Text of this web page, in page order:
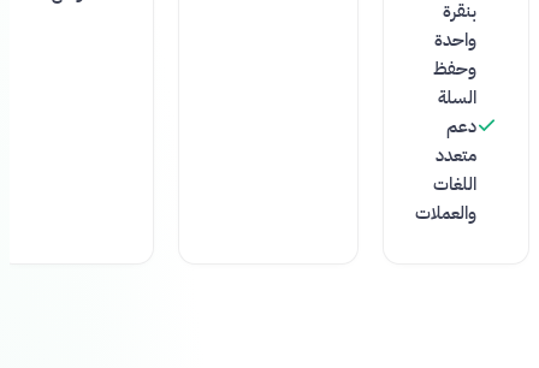
بنقرة
واحدة
وحفظ
السلة
دعم
متعدد
اللغات
والعملات